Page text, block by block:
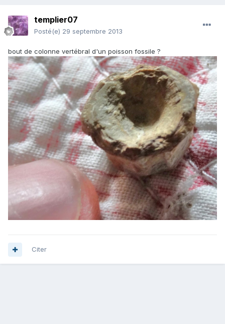
templier07
Posté(e) 29 septembre 2013
bout de colonne vertébral d'un poisson fossile ?
Citer